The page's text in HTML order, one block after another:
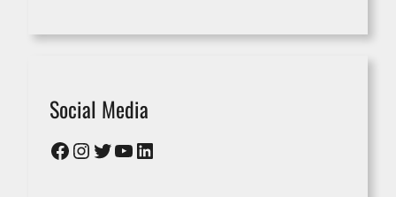
Social Media
Facebook Instagram Twitter YouTube LinkedIn